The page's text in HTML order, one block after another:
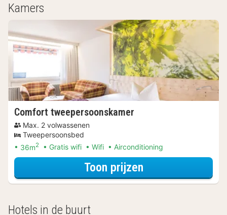
Kamers
Comfort tweepersoonskamer
Max. 2 volwassenen
Tweepersoonsbed
36m2 Gratis wifi Wifi Airconditioning
Toon prijzenvoor Comfort
Hotels in de buurt